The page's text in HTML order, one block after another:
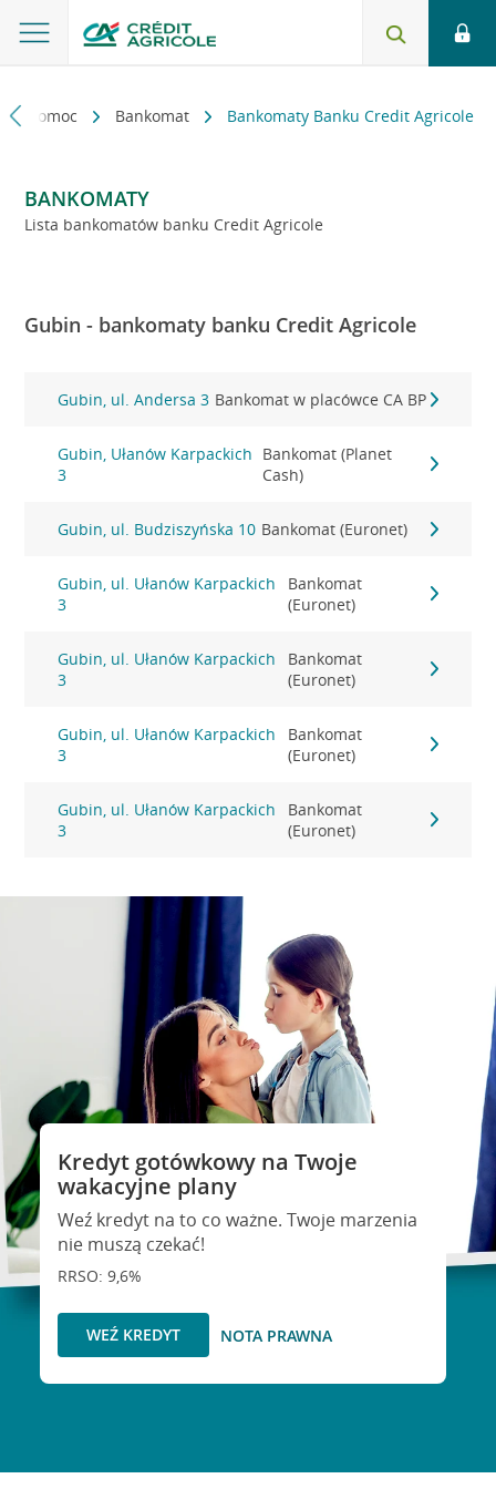
i pomoc Bankomat Bankomaty Banku Credit Agricole
BANKOMATY
Lista bankomatów banku Credit Agricole
Gubin - bankomaty banku Credit Agricole
Gubin, ul. Andersa 3 Bankomat w placówce CA BP
Gubin, Ułanów Karpackich
3
Bankomat (Planet
Cash)
Gubin, ul. Budziszyńska 10 Bankomat (Euronet)
Gubin, ul. Ułanów Karpackich
3
Bankomat
(Euronet)
Gubin, ul. Ułanów Karpackich
3
Bankomat
(Euronet)
Gubin, ul. Ułanów Karpackich
3
Bankomat
(Euronet)
Gubin, ul. Ułanów Karpackich
3
Bankomat
(Euronet)
Kredyt gotówkowy na Twoje
wakacyjne plany
Weź kredyt na to co ważne. Twoje marzenia
nie muszą czekać!
RRSO: 9,6%
WEŹ KREDYT NOTA PRAWNA